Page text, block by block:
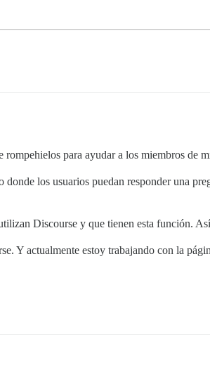
para ayudar a los miembros de
los usuarios puedan responder una
Discourse y que tienen esta función.
Y actualmente estoy trabajando con la